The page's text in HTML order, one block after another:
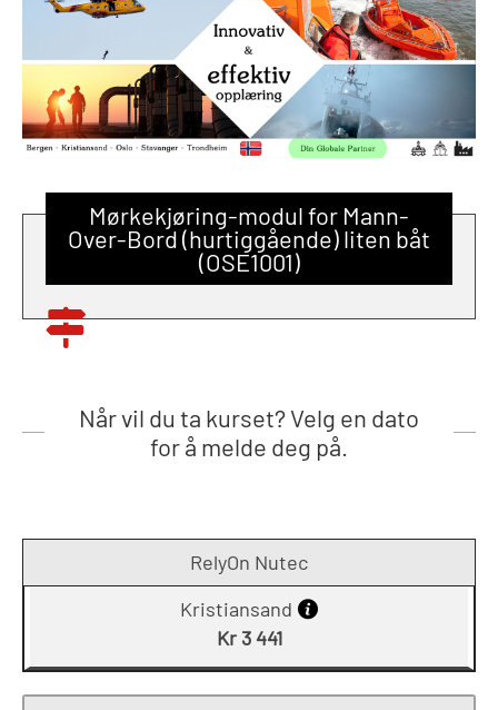
Mørkekjøring-modul for Mann-
Over-Bord (hurtiggående) liten båt
(OSE1001)
Når vil du ta kurset? Velg en dato
for å melde deg på.
RelyOn Nutec
Kristiansand
Kr 3 441